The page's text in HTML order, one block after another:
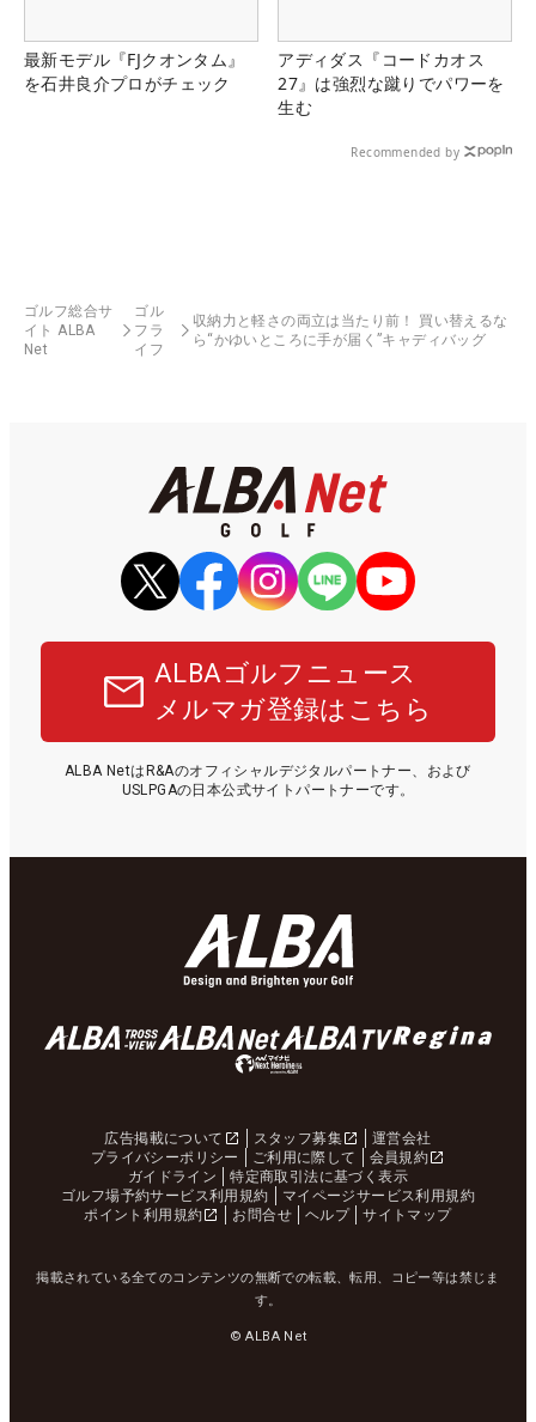
最新モデル『FJクオンタム』
を石井良介プロがチェック
アディダス『コードカオス
27』は強烈な蹴りでパワーを
生む
Recommended by
ゴルフ総合サ
イト ALBA
Net
ゴル
フラ
イフ
収納力と軽さの両立は当たり前！ 買い替えるな
ら“かゆいところに手が届く”キャディバッグ
ALBAゴルフニュース
メルマガ登録はこちら
ALBA NetはR&Aのオフィシャルデジタルパートナー、および
USLPGAの日本公式サイトパートナーです。
広告掲載について スタッフ募集
運営会社
プライバシーポリシー
ご利用に際して
会員規約
ガイドライン
特定商取引法に基づく表示
ゴルフ場予約サービス利用規約
マイページサービス利用規約
ポイント利用規約
お問合せ ヘルプ サイトマップ
掲載されている全てのコンテンツの無断での転載、転用、コピー等は禁じま
す。
© ALBA Net